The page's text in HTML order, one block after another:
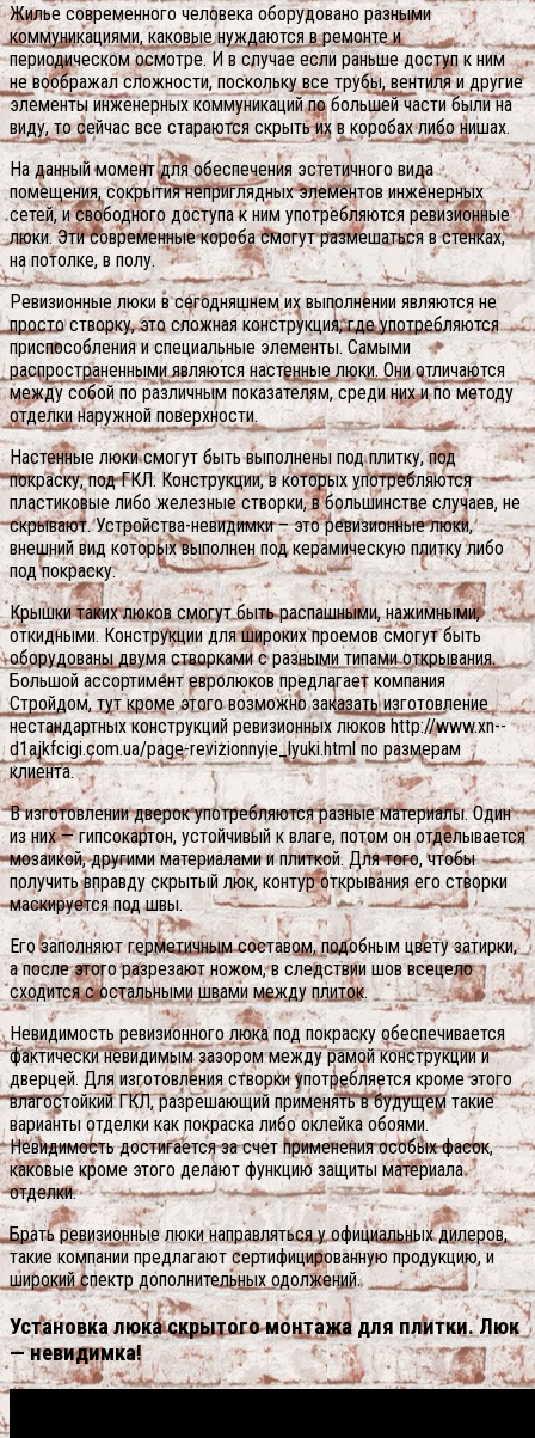
Жилье современного человека оборудовано разными
коммуникациями, каковые нуждаются в ремонте и
периодическом осмотре. И в случае если раньше доступ к ним
не воображал сложности, поскольку все трубы, вентиля и другие
элементы инженерных коммуникаций по большей части были на
виду, то сейчас все стараются скрыть их в коробах либо нишах.
На данный момент для обеспечения эстетичного вида
помещения, сокрытия неприглядных элементов инженерных
сетей, и свободного доступа к ним употребляются ревизионные
люки. Эти современные короба смогут размешаться в стенках,
на потолке, в полу.
Ревизионные люки в сегодняшнем их выполнении являются не
просто створку, это сложная конструкция, где употребляются
приспособления и специальные элементы. Самыми
распространенными являются настенные люки. Они отличаются
между собой по различным показателям, среди них и по методу
отделки наружной поверхности.
Настенные люки смогут быть выполнены под плитку, под
покраску, под ГКЛ.Конструкции, в которых употребляются
пластиковые либо железные створки, в большинстве случаев, не
скрывают. Устройства-невидимки – это ревизионные люки,
внешний вид которых выполнен под керамическую плитку либо
под покраску.
Крышки таких люков смогут быть распашными, нажимными,
откидными. Конструкции для широких проемов смогут быть
оборудованы двумя створками с разными типами открывания.
Большой ассортимент евролюков предлагает компания
Стройдом, тут кроме этого возможно заказать изготовление
нестандартных конструкций ревизионных люков http://www.xn--
d1ajkfcigi.com.ua/page-revizionnyie_lyuki.html по размерам
клиента.
В изготовлении дверок употребляются разные материалы. Один
из них — гипсокартон, устойчивый к влаге, потом он отделывается
мозаикой, другими материалами и плиткой. Для того, чтобы
получить вправду скрытый люк, контур открывания его створки
маскируется под швы.
Его заполняют герметичным составом, подобным цвету затирки,
а после этого разрезают ножом, в следствии шов всецело
сходится с остальными швами между плиток.
Невидимость ревизионного люка под покраску обеспечивается
фактически невидимым зазором между рамой конструкции и
дверцей. Для изготовления створки употребляется кроме этого
влагостойкий ГКЛ, разрешающий применять в будущем такие
варианты отделки как покраска либо оклейка обоями.
Невидимость достигается за счет применения особых фасок,
каковые кроме этого делают функцию защиты материала
отделки.
Брать ревизионные люки направляться у официальных дилеров,
такие компании предлагают сертифицированную продукцию, и
широкий спектр дополнительных одолжений.
Установка люка скрытого монтажа для плитки. Люк
— невидимка!